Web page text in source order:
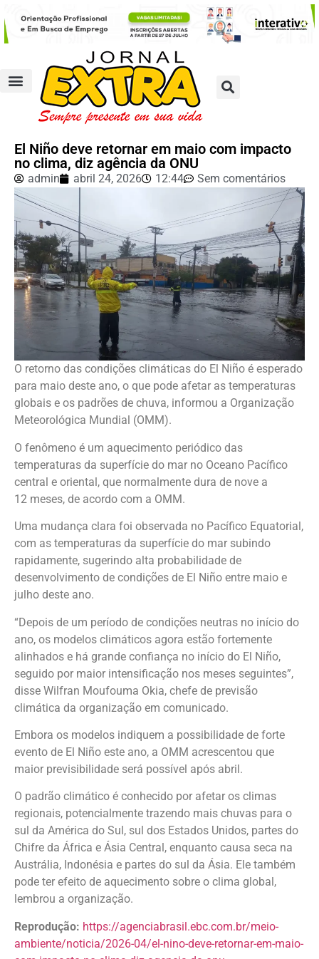
El Niño deve retornar em maio com impacto
no clima, diz agência da ONU
admin abril 24, 2026 12:44 Sem comentários
O retorno das condições climáticas do El Niño é esperado
para maio deste ano, o que pode afetar as temperaturas
globais e os padrões de chuva, informou a Organização
Meteorológica Mundial (OMM).
O fenômeno é um aquecimento periódico das
temperaturas da superfície do mar no Oceano Pacífico
central e oriental, que normalmente dura de nove a
12 meses, de acordo com a OMM.
Uma mudança clara foi observada no Pacífico Equatorial,
com as temperaturas da superfície do mar subindo
rapidamente, sugerindo alta probabilidade de
desenvolvimento de condições de El Niño entre maio e
julho deste ano.
“Depois de um período de condições neutras no início do
ano, os modelos climáticos agora estão fortemente
alinhados e há grande confiança no início do El Niño,
seguido por maior intensificação nos meses seguintes”,
disse Wilfran Moufouma Okia, chefe de previsão
climática da organização em comunicado.
Embora os modelos indiquem a possibilidade de forte
evento de El Niño este ano, a OMM acrescentou que
maior previsibilidade será possível após abril.
O padrão climático é conhecido por afetar os climas
regionais, potencialmente trazendo mais chuvas para o
sul da América do Sul, sul dos Estados Unidos, partes do
Chifre da África e Ásia Central, enquanto causa seca na
Austrália, Indonésia e partes do sul da Ásia. Ele também
pode ter efeito de aquecimento sobre o clima global,
lembrou a organização.
Reprodução: https://agenciabrasil.ebc.com.br/meio-
ambiente/noticia/2026-04/el-nino-deve-retornar-em-maio-